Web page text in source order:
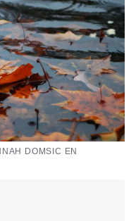
DOMSIC EN